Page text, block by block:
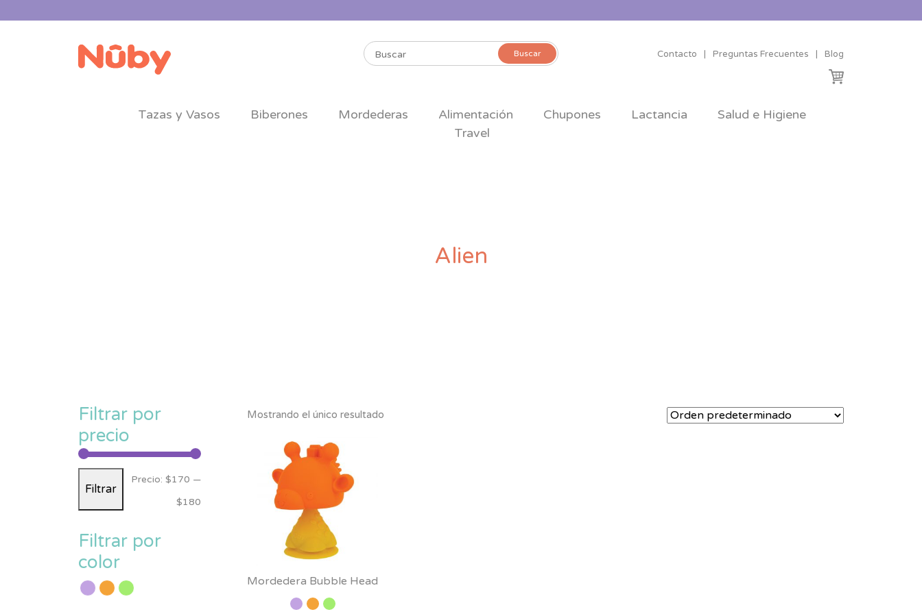
Buscar
Buscar Contacto Preguntas Frecuentes Blog
Tazas y Vasos Biberones Mordederas Alimentación Chupones Lactancia
Salud e Higiene
Travel
Alien
Mostrando el único resultado
Mordedera Bubble Head
Filtrar por
precio
Precio
mínimo
Precio
máximo
Filtrar
Precio: $170 —
$180
Filtrar por
color